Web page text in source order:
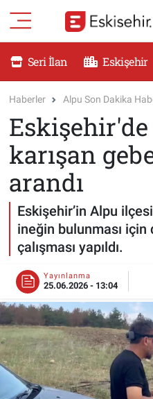
Seri İlan Eskişehir
Haberler Alpu Son Dakika
karışan
arandı
Eskişehir’in Alpu
ineğin bulunması
çalışması yapıldı.
Yayınlanma
25.06.2026 - 13:04
RESMİ İLANLAR
DÜNYA
SAĞLIK
MAGAZİN
KADIN
YEMEK
ESKİŞEHİR NÖBETÇİ
Eskişehir Haber
Eskişehir Nöbetçi
Eskişehir Namaz
Eskişehir Trafik
Süper Lig Puan
Tüm Manşetler
Haber Arşivi